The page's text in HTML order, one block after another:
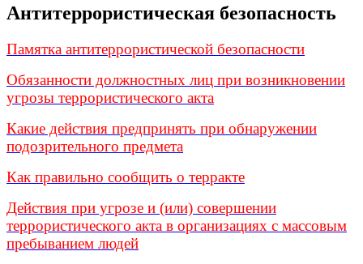
Антитеррористическая безопасность
Памятка антитеррористической безопасности
Обязанности должностных лиц при возникновении
угрозы террористического акта
Какие действия предпринять при обнаружении
подозрительного предмета
Как правильно сообщить о терракте
Действия при угрозе и (или) совершении
террористического акта в организациях с массовым
пребыванием людей